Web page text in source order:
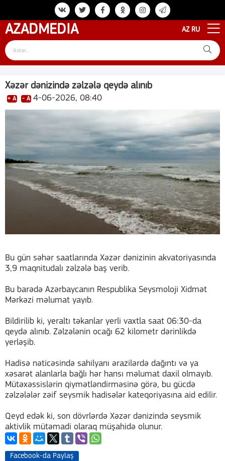
AZADMEDIA AZ RU
Xəzər dənizində zəlzələ qeydə alınıb
+ A - A 4-06-2026, 08:40
Bu gün səhər saatlarında Xəzər dənizinin akvatoriyasında
3,9 maqnitudalı zəlzələ baş verib.
Bu barədə Azərbaycanın Respublika Seysmoloji Xidmət
Mərkəzi məlumat yayıb.
Bildirilib ki, yeraltı təkanlar yerli vaxtla saat 06:30-da
qeydə alınıb. Zəlzələnin ocağı 62 kilometr dərinlikdə
yerləşib.
Hadisə nəticəsində sahilyanı ərazilərdə dağıntı və ya
xəsarət alanlarla bağlı hər hansı məlumat daxil olmayıb.
Mütəxəssislərin qiymətləndirməsinə görə, bu gücdə
zəlzələlər zəif seysmik hadisələr kateqoriyasına aid edilir.
Qeyd edək ki, son dövrlərdə Xəzər dənizində seysmik
aktivlik mütəmadi olaraq müşahidə olunur.
Facebook-da Paylaş